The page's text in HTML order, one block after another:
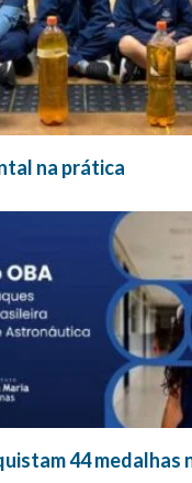
na prática
44 medalhas